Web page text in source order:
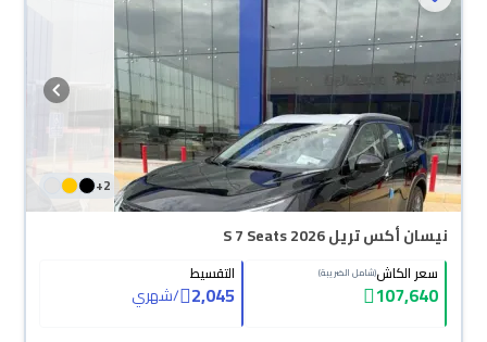
2
+
نيسان أكس تريل S 7 Seats 2026
سعر الكاش(شامل الضريبة)
107,640
التقسيط
2,045
/شهري